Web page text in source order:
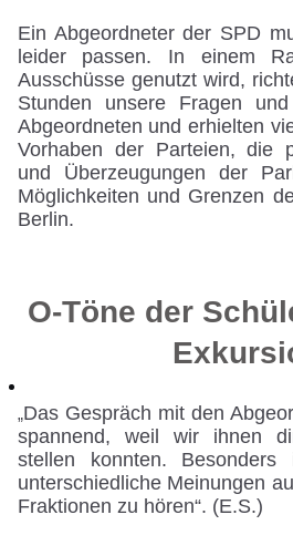
Ein Abgeordneter der SPD
leider passen. In einem
Ausschüsse genutzt wird,
Stunden unsere Fragen
Abgeordneten und erhielten
Vorhaben der Parteien, die
und Überzeugungen der
Möglichkeiten und Grenzen
Berlin.
O-Töne der
„Das Gespräch mit den
spannend, weil wir ihnen
stellen konnten. Besonders
unterschiedliche Meinungen
Fraktionen zu hören“. (E.S.)